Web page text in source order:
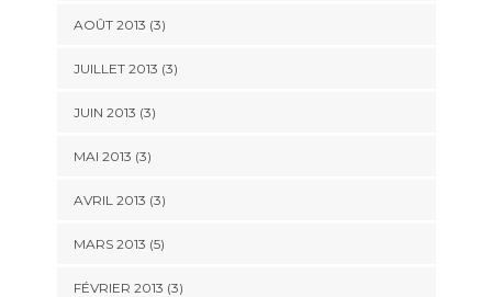
AOÛT 2013 (3)
JUILLET 2013 (3)
JUIN 2013 (3)
MAI 2013 (3)
AVRIL 2013 (3)
MARS 2013 (5)
FÉVRIER 2013 (3)